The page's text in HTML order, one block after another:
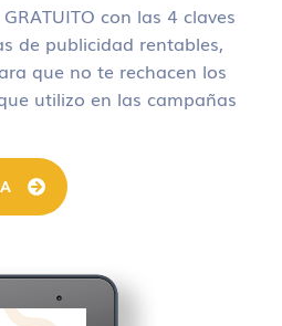
con las 4 claves
de publicidad rentables,
que no te rechacen los
utilizo en las campañas